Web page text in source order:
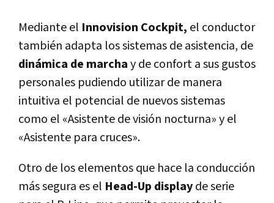
Mediante el Innovision Cockpit, el conductor
también adapta los sistemas de asistencia, de
dinámica de marchay de confort a sus gustos
personales pudiendo utilizar de manera
intuitiva el potencial de nuevos sistemas
como el «Asistente de visión nocturna» y el
«Asistente para cruces».
Otro de los elementos que hace la conducción
más segura es el Head-Up displayde serie